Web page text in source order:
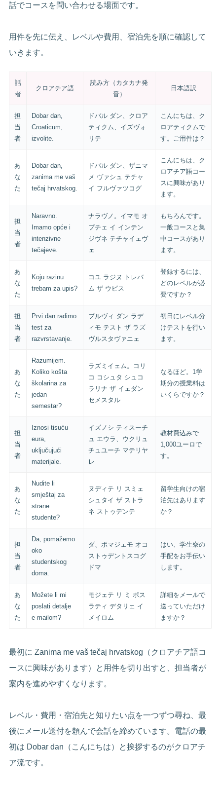
話でコースを問い合わせる場面です。
用件を先に伝え、レベルや費用、宿泊先を順に確認して
いきます。
話
者
クロアチア語
読み方（カタカナ発
音）
日本語訳
担
当
者
Dobar dan,
Croaticum,
izvolite.
ドバル ダン、クロア
ティクム、イズヴォ
リテ
こんにちは、ク
ロアティクムで
す。ご用件は？
あ
な
た
Dobar dan,
zanima me vaš
tečaj hrvatskog.
ドバル ダン、ザニマ
メ ヴァシュ テチャ
イ フルヴァツコグ
こんにちは、ク
ロアチア語コー
スに興味があり
ます。
担
当
者
Naravno.
Imamo opće i
intenzivne
tečajeve.
ナラヴノ。イマモ オ
プチェ イ インテン
ジヴネ テチャイェヴ
ェ
もちろんです。
一般コースと集
中コースがあり
ます。
あ
な
た
Koju razinu
trebam za upis?
コユ ラジヌ トレバ
ム ザ ウピス
登録するには、
どのレベルが必
要ですか？
担
当
者
Prvi dan radimo
test za
razvrstavanje.
プルヴィ ダン ラデ
ィモ テスト ザ ラズ
ヴルスタヴァニェ
初日にレベル分
けテストを行い
ます。
あ
な
た
Razumijem.
Koliko košta
školarina za
jedan
semestar?
ラズミイェム。コリ
コ コシュタ シュコ
ラリナ ザ イェダン
セメスタル
なるほど。1学
期分の授業料は
いくらですか？
担
当
者
Iznosi tisuću
eura,
uključujući
materijale.
イズノシ ティスーチ
ュ エウラ、ウクリュ
チュユーチ マテリヤ
レ
教材費込みで
1,000ユーロで
す。
あ
な
た
Nudite li
smještaj za
strane
studente?
ヌディテ リ スミェ
シュタイ ザ ストラ
ネ ストゥデンテ
留学生向けの宿
泊先はあります
か？
担
当
者
Da, pomažemo
oko
studentskog
doma.
ダ、ポマジェモ オコ
ストゥデントスコグ
ドマ
はい、学生寮の
手配をお手伝い
します。
あ
な
た
Možete li mi
poslati detalje
e-mailom?
モジェテ リ ミ ポス
ラティ デタリェ イ
メイロム
詳細をメールで
送っていただけ
ますか？
最初に Zanima me vaš tečaj hrvatskog（クロアチア語コ
ースに興味があります）と用件を切り出すと、担当者が
案内を進めやすくなります。
レベル・費用・宿泊先と知りたい点を一つずつ尋ね、最
後にメール送付を頼んで会話を締めています。電話の最
初は Dobar dan（こんにちは）と挨拶するのがクロアチ
ア流です。